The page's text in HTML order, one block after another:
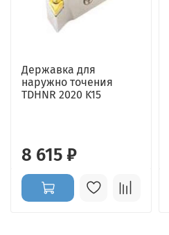
Державка для
наружно точения
TDHNR 2020 K15
8 615 ₽